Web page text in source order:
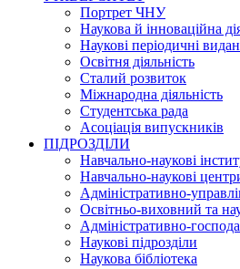
Портрет ЧНУ
Наукова й інноваційна
Наукові періодичні
Освітня діяльність
Сталий розвиток
Міжнародна діяльність
Студентська рада
Асоціація випускників
ПІДРОЗДІЛИ
Навчально-наукові
Навчально-наукові
Адміністративно-
Освітньо-виховний та
Адміністративно-
Наукові підрозділи
Наукова бібліотека